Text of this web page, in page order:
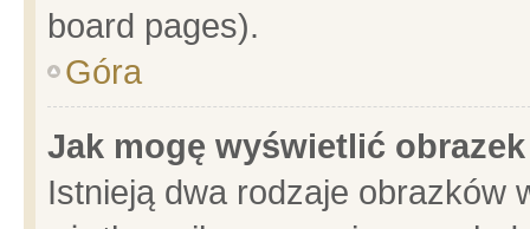
board pages).
Góra
Jak mogę wyświetlić
Istnieją dwa rodzaje obrazków